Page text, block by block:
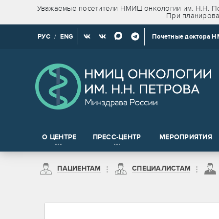
Уважаемые посетители НМИЦ онкологии им. Н.Н.
При
РУС / ENG Почетные доктора
О ЦЕНТРЕ ПРЕСС-ЦЕНТР МЕРОПРИЯТИЯ
ПАЦИЕНТАМ СПЕЦИАЛИСТАМ